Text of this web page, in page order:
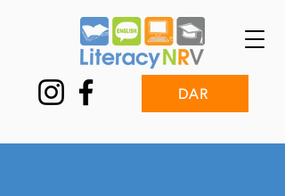
DAR